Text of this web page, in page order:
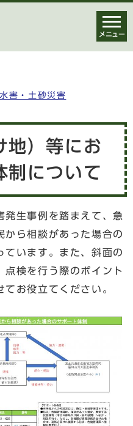
メニュー
害・土砂災害
地）等にお
制について
発生事例を踏まえて、急
から相談があった場合の
ています。また、斜面の
点検を行う際のポイント
お役立てください。